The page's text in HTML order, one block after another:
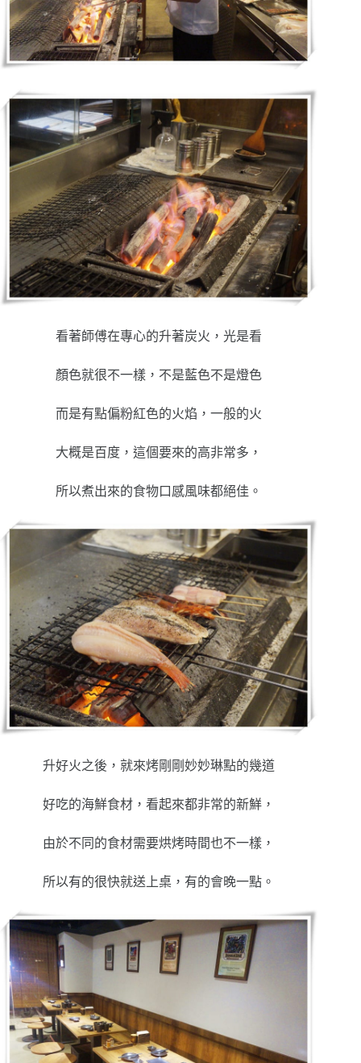
看著師傅在專心的升著炭火，光是看
顏色就很不一樣，不是藍色不是燈色
而是有點偏粉紅色的火焰，一般的火
大概是百度，這個要來的高非常多，
所以煮出來的食物口感風味都絕佳。
升好火之後，就來烤剛剛妙妙琳點的幾道
好吃的海鮮食材，看起來都非常的新鮮，
由於不同的食材需要烘烤時間也不一樣，
所以有的很快就送上桌，有的會晚一點。